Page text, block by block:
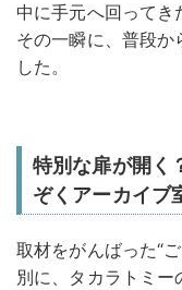
中に手元へ回ってき
その一瞬に、普段か
した。
特別な扉が開く
ぞくアーカイブ
取材をがんばった“
別に、タカラトミー